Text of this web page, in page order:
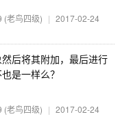
(老鸟四级) | 2017-02-24
后将其附加，最后进行
是一样么？
(老鸟四级) | 2017-02-24